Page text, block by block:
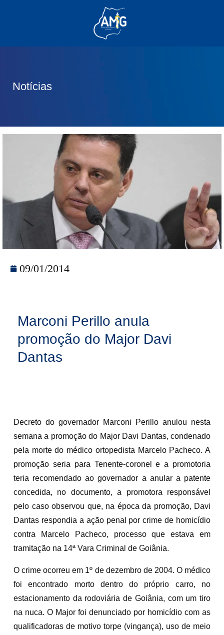
Notícias
09/01/2014
Marconi Perillo anula
promoção do Major Davi
Dantas
Decreto do governador Marconi Perillo anulou nesta
semana a promoção do Major Davi Dantas, condenado
pela morte do médico ortopedista Marcelo Pacheco. A
promoção seria para Tenente-coronel e a promotoria
teria recomendado ao governador a anular a patente
concedida, no documento, a promotora responsável
pelo caso observou que, na época da promoção, Davi
Dantas respondia a ação penal por crime de homicídio
contra Marcelo Pacheco, processo que estava em
tramitação na 14ª Vara Criminal de Goiânia.
O crime ocorreu em 1º de dezembro de 2004. O médico
foi encontrado morto dentro do próprio carro, no
estacionamento da rodoviária de Goiânia, com um tiro
na nuca. O Major foi denunciado por homicídio com as
qualificadoras de motivo torpe (vingança), uso de meio